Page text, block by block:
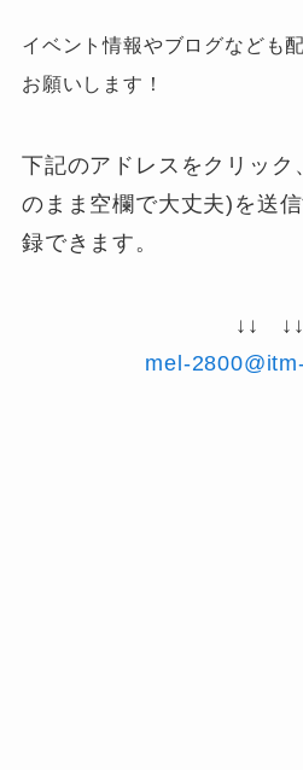
イベント情報やブログなども
お願いします！
下記のアドレスをクリック
のまま空欄で大丈夫)を送
録できます。
↓↓ ↓↓
mel-